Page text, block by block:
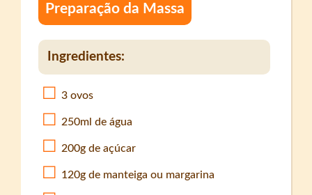
Preparação da Massa
Ingredientes:
3 ovos
250ml de água
200g de açúcar
120g de manteiga ou margarina